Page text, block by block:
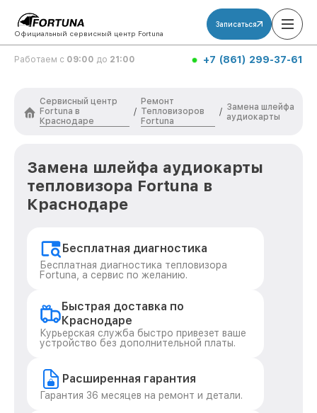
Официальный сервисный центр Fortuna
Записаться
Работаем с 09:00 до 21:00 +7 (861) 299-37-61
Сервисный центр
Fortuna в
Краснодаре
/
Ремонт
Тепловизоров
Fortuna
/ Замена шлейфа
аудиокарты
Замена шлейфа аудиокарты
тепловизора Fortuna в
Краснодаре
Бесплатная диагностика
Бесплатная диагностика тепловизора
Fortuna, а сервис по желанию.
Быстрая доставка по
Краснодаре
Курьерская служба быстро привезет ваше
устройство без дополнительной платы.
Расширенная гарантия
Гарантия 36 месяцев на ремонт и детали.